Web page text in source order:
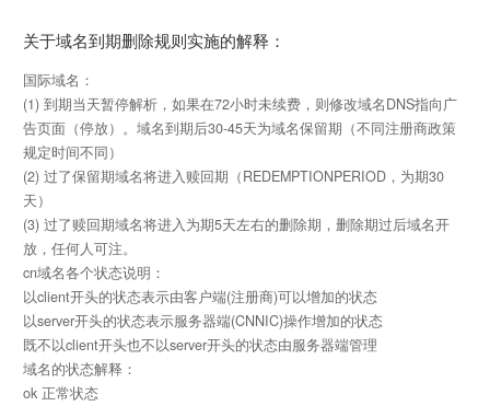
关于域名到期删除规则实施的解释：
国际域名：
(1) 到期当天暂停解析，如果在72小时未续费，则修改域名DNS指向广
告页面（停放）。域名到期后30-45天为域名保留期（不同注册商政策
规定时间不同）
(2) 过了保留期域名将进入赎回期（REDEMPTIONPERIOD，为期30
天）
(3) 过了赎回期域名将进入为期5天左右的删除期，删除期过后域名开
放，任何人可注。
cn域名各个状态说明：
以client开头的状态表示由客户端(注册商)可以增加的状态
以server开头的状态表示服务器端(CNNIC)操作增加的状态
既不以client开头也不以server开头的状态由服务器端管理
域名的状态解释：
ok 正常状态